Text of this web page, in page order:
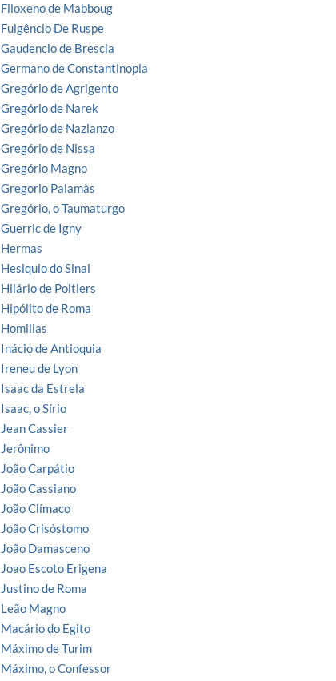
Filoxeno de Mabboug
Fulgêncio De Ruspe
Gaudencio de Brescia
Germano de Constantinopla
Gregório de Agrigento
Gregório de Narek
Gregório de Nazianzo
Gregório de Nissa
Gregório Magno
Gregorio Palamàs
Gregório, o Taumaturgo
Guerric de Igny
Hermas
Hesiquio do Sinai
Hilário de Poitiers
Hipólito de Roma
Homilias
Inácio de Antioquia
Ireneu de Lyon
Isaac da Estrela
Isaac, o Sírio
Jean Cassier
Jerônimo
João Carpátio
João Cassiano
João Clímaco
João Crisóstomo
João Damasceno
Joao Escoto Erigena
Justino de Roma
Leão Magno
Macário do Egito
Máximo de Turim
Máximo, o Confessor